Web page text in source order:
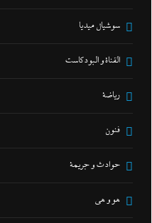
سوشيال ميديا
القناة و البودكاست
رياضة
فنون
حوادث و جريمة
هو و هي